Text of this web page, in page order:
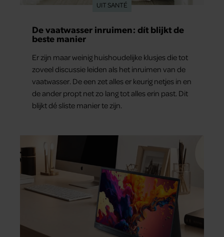
UIT SANTÉ
De vaatwasser inruimen: dít blijkt de
beste manier
Er zijn maar weinig huishoudelijke klusjes die tot
zoveel discussie leiden als het inruimen van de
vaatwasser. De een zet alles er keurig netjes in en
de ander propt net zo lang tot alles erin past. Dit
blijkt dé sliste manier te zijn.